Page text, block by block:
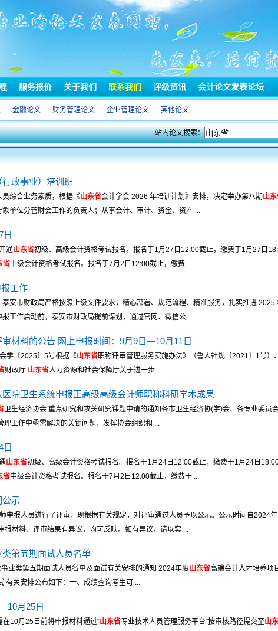
服务报价 关于我们 联系我们 评级资讯 会计论文发表论坛
金融论文 财务管理论文 企业管理论文 其他论文
站内论文搜索：
政事业）培训班
综合业务素质，根据《山东省会计学会 2026 年培训计划》安排，决定举办第八期山
单位分管财会工作的负责人；从事会计、审计、资金、资产 ...
日
通山东省初级、高级会计资格考试报名。报名于1月27日12:00截止，缴费于1月27日
省中级会计资格考试报名。报名于7月2日12:00截止，缴费 ...
工作
安市财政局严格按照上级文件要求，精心部署、规范流程、精准服务，扎实推进 2025
工作启动前，泰安市财政局提前谋划，通过官网、微信公 ...
材料的公告 网上申报时间：9月9日—10月11日
学〔2025〕5号根据《山东省职称评审管理服务实施办法》（鲁人社规〔2021〕1号）
财政厅 山东省人力资源和社会保障厅关于进一步 ...
院卫生系统申报正高级高级会计师职称科研学术成果
卫生经济协会 重点研究和攻关研究课题申请的通知各市卫生经济协(学)会、各专业委员
工作中亟需解决的关键问题，发挥协会组织和 ...
日
山东省初级、高级会计资格考试报名。报名于1月24日12:00截止，缴费于1月24日18:00
省中级会计资格考试报名。报名于7月2日12:00截止，缴费于 ...
公示
申报人员进行了评审，现根据有关规定，对评审通过人员予以公示。公示时间自2024
材料、评审结果有异议，均可反映。如有异议，请以实 ...
第五期面试人员名单
业类第五期面试人员名单及面试有关安排的通知 2024年度山东省高端会计人才培养项
有关安排公布如下：一、成绩查询考生可 ...
月25日
10月25日前将申报材料通过“山东省专业技术人员管理服务平台”按审核路径提交至山